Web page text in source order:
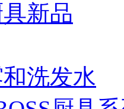
新品
洗发水